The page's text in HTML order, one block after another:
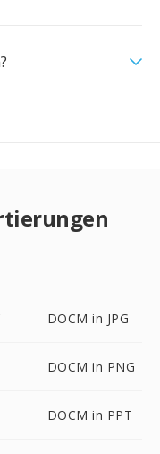
DOCM in JPG
DOCM in PNG
DOCM in PPT